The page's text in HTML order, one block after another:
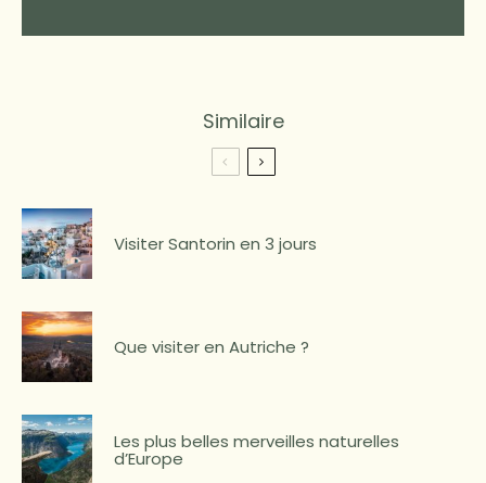
Similaire
Visiter Santorin en 3 jours
Que visiter en Autriche ?
Les plus belles merveilles naturelles
d’Europe